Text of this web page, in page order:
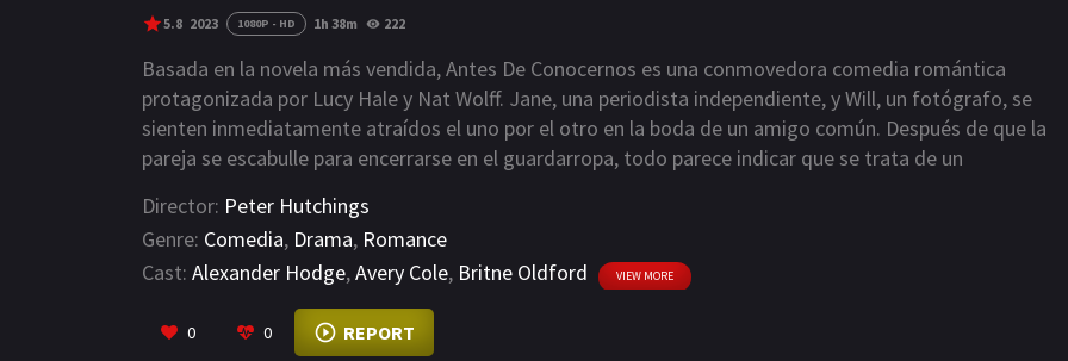
5.8 2023 1080P - HD 1h 38m 222
Basada en la novela más vendida, Antes De Conocernos es una conmovedora comedia romántica
protagonizada por Lucy Hale y Nat Wolff. Jane, una periodista independiente, y Will, un fotógrafo, se
sienten inmediatamente atraídos el uno por el otro en la boda de un amigo común. Después de que la
pareja se escabulle para encerrarse en el guardarropa, todo parece indicar que se trata de un
Director: Peter Hutchings
Genre: Comedia, Drama, Romance
Cast: Alexander Hodge,Avery Cole, Britne Oldford VIEW MORE
0 0 REPORT